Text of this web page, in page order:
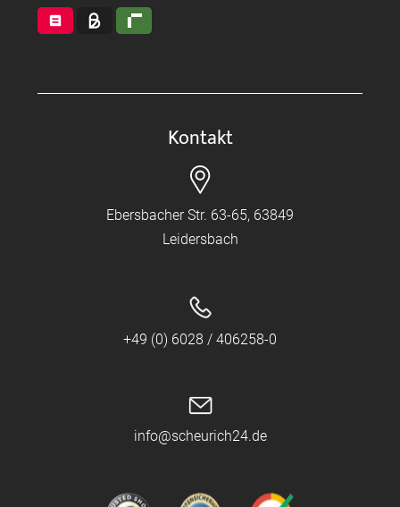
Kontakt
Ebersbacher Str. 63-65, 63849
Leidersbach
+49 (0) 6028 / 406258-0
info@scheurich24.de